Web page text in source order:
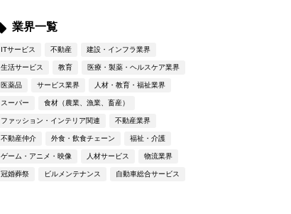
業界一覧
ITサービス 不動産 建設・インフラ業界
生活サービス 教育 医療・製薬・ヘルスケア業界
医薬品 サービス業界 人材・教育・福祉業界
スーパー 食材（農業、漁業、畜産）
ファッション・インテリア関連 不動産業界
不動産仲介 外食・飲食チェーン 福祉・介護
ゲーム・アニメ・映像 人材サービス 物流業界
冠婚葬祭 ビルメンテナンス 自動車総合サービス